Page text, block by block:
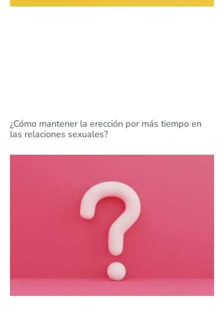
¿Cómo mantener la erección por más tiempo en
las relaciones sexuales?